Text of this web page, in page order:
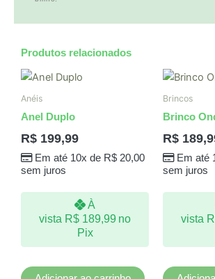
Produtos relacionados
Anéis
Anel Duplo
R$ 199,99
Em até 10x de R$20,00
sem juros
À
vista R$189,99 no
Pix
Brincos
Brinco
R$
Em até
sem juros
vista